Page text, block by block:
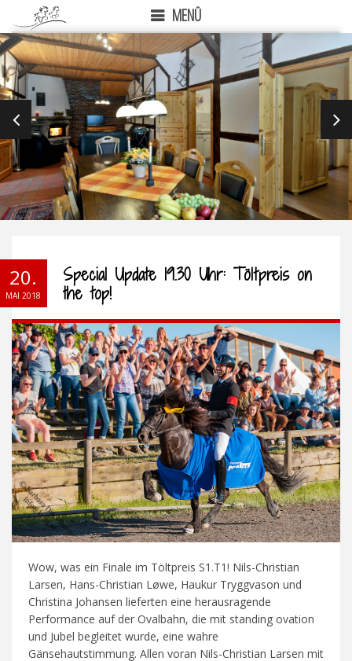
MENÜ
PREVIOUS
20.
MAI 2018
Special Update 19.30 Uhr: Töltpreis on
the top!
Wow, was ein Finale im Töltpreis S1.T1! Nils-Christian
Larsen, Hans-Christian Løwe, Haukur Tryggvason und
Christina Johansen lieferten eine herausragende
Performance auf der Ovalbahn, die mit standing ovation
und Jubel begleitet wurde, eine wahre
Gänsehautstimmung. Allen voran Nils-Christian Larsen mit